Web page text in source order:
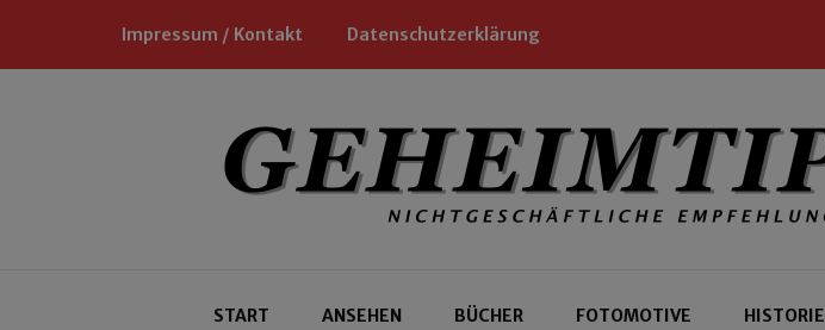
Impressum / Kontakt Datenschutzerklärung
Geheimtipp Leipzig
START ANSEHEN BÜCHER FOTOMOTIVE HISTORIE